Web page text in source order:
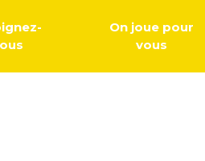
On joue pour
vous